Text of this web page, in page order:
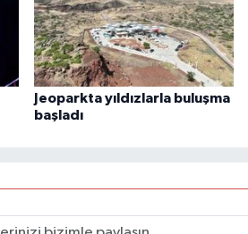
Jeoparkta yıldızlarla buluşma
başladı